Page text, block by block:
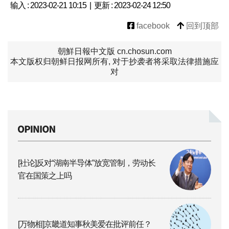
输入 : 2023-02-21 10:15 | 更新 : 2023-02-24 12:50
facebook 回到顶部
朝鮮日報中文版 cn.chosun.com
本文版权归朝鲜日报网所有, 对于抄袭者将采取法律措施应
对
[社论]反对“湖南半导体”放宽管制，劳动长
官在国策之上吗
[万物相]京畿道知事秋美爱在批评前任？